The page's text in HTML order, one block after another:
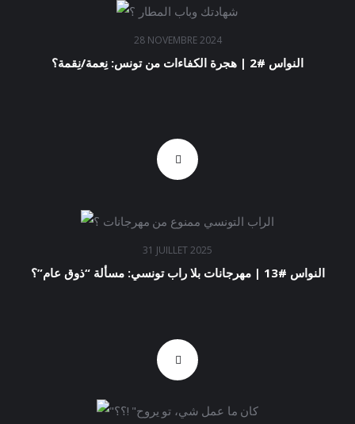
28 NOVEMBRE 2024
النواس #2 | هجرة الكفاءات من تونس: نِعمة/نِقمة؟
31 JUILLET 2025
النواس #13 | مهرجانات بلا راب تونسي: مسألة “ذوق عام”؟